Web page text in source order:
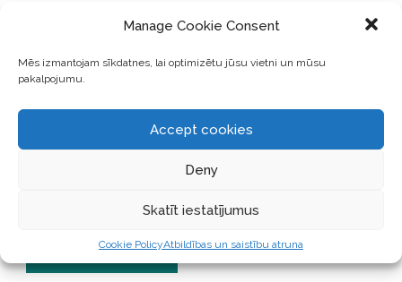
Manage Cookie Consent
Mēs izmantojam sīkdatnes, lai optimizētu jūsu vietni un mūsu
pakalpojumu.
Accept cookies
Deny
Skatīt iestatījumus
Cookie PolicyAtbildības un saistību atruna
E-PASTA ADRESI UN VIETNI
ŠAJĀ PĀRLŪKPROGRAMMĀ